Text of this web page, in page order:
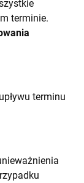
terminie.
terminu